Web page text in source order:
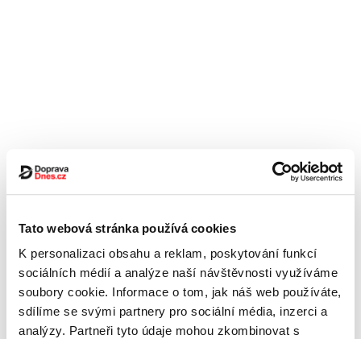
Tato webová stránka používá cookies
K personalizaci obsahu a reklam, poskytování funkcí
sociálních médií a analýze naší návštěvnosti využíváme
soubory cookie. Informace o tom, jak náš web používáte,
sdílíme se svými partnery pro sociální média, inzerci a
analýzy. Partneři tyto údaje mohou zkombinovat s